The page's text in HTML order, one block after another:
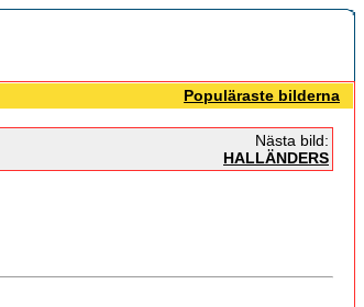
Populäraste bilderna
Nästa bild:
HALLÄNDERS